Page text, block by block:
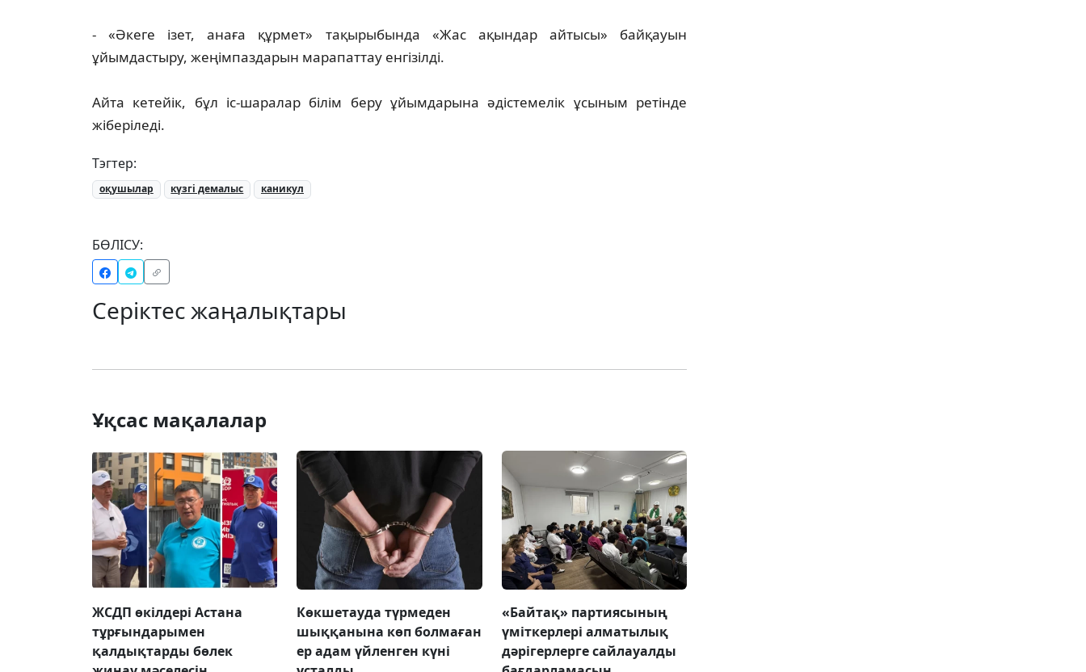
- «Әкеге ізет, анаға құрмет» тақырыбында «Жас ақындар айтысы» байқауын
ұйымдастыру, жеңімпаздарын марапаттау енгізілді.
Айта кетейік, бұл іс-шаралар білім беру ұйымдарына әдістемелік ұсыным ретінде
жіберіледі.
Тэгтер:
оқушылар күзгі демалыс каникул
БӨЛІСУ:
Серіктес жаңалықтары
Ұқсас мақалалар
ЖСДП өкілдері Астана
тұрғындарымен
қалдықтарды бөлек
Көкшетауда түрмеден
шыққанына көп болмаған
ер адам үйленген күні
«Байтақ» партиясының
үміткерлері алматылық
дәрігерлерге сайлауалды